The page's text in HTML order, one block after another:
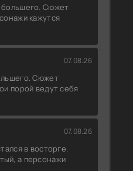
большего. Сюжет
кажутся
07.08.26
Сюжет
порой ведут себя
07.08.26
в восторге.
а персонажи